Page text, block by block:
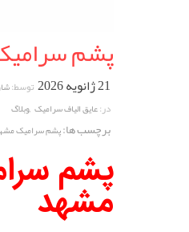
پشم
21 ژانویه 2026 توسط:
در:عایق الیاف سرامیک ,وبلاگ
برچسب ها:پشم سرامیک
پشم
مشهد